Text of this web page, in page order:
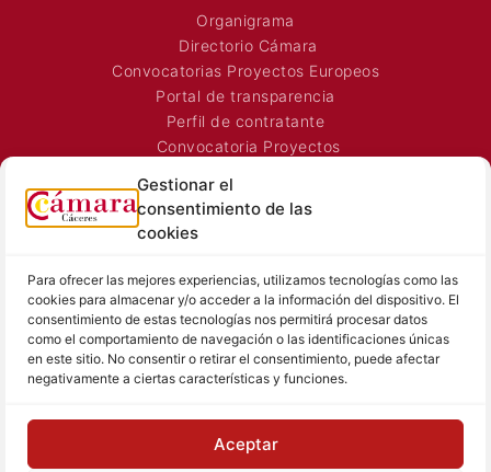
Gestionar el
consentimiento de las
cookies
Para ofrecer las mejores experiencias, utilizamos tecnologías como las
cookies para almacenar y/o acceder a la información del dispositivo. El
consentimiento de estas tecnologías nos permitirá procesar datos
como el comportamiento de navegación o las identificaciones únicas
en este sitio. No consentir o retirar el consentimiento, puede afectar
negativamente a ciertas características y funciones.
Aceptar
Organigrama
Directorio Cámara
Convocatorias Proyectos Europeos
Portal de transparencia
Perfil de contratante
Convocatoria Proyectos
Señalización Comercial
Contacto
SALA DE PRENSA
Noticias Cámara
Sala de prensa
Hemeroteca
TEXTOS LEGALES
Aviso Legal
Política de Privacidad
Política de Cookies